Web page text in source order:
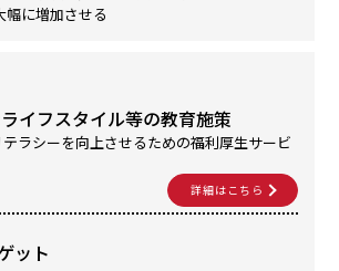
幅に増加させる
イフスタイル等の教育施策
ラシーを向上させるための福利厚生サービ
詳細はこちら
ット